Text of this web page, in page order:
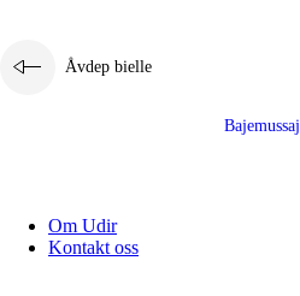
Åvdep bielle
Bajemussaj
Om Udir
Kontakt oss